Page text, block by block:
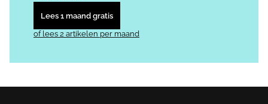
Lees 1 maand gratis
of lees 2 artikelen per maand